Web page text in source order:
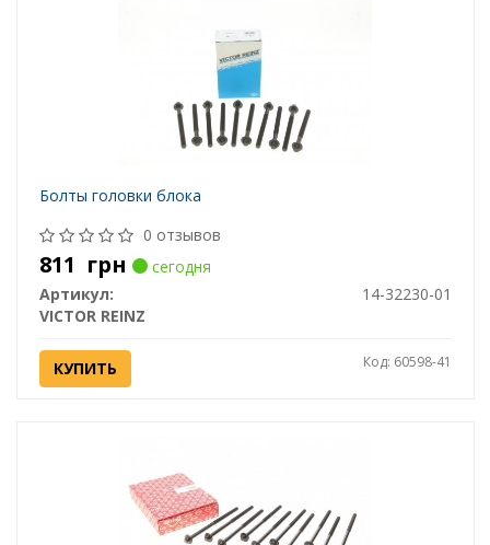
Болты головки блока
0 отзывов
811 грн
сегодня
Артикул:
14-32230-01
VICTOR REINZ
КУПИТЬ Код: 60598-41